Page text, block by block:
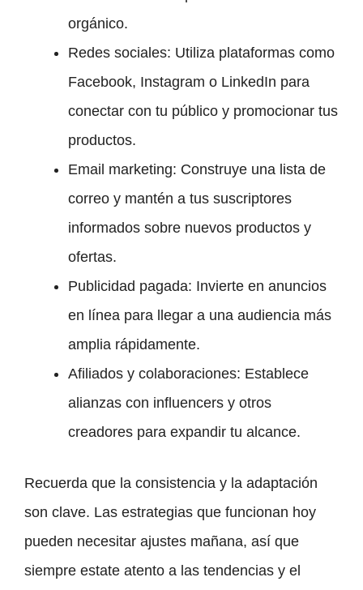
orgánico.
Redes sociales: Utiliza plataformas como
Facebook, Instagram o LinkedIn para
conectar con tu público y promocionar tus
productos.
Email marketing: Construye una lista de
correo y mantén a tus suscriptores
informados sobre nuevos productos y
ofertas.
Publicidad pagada: Invierte en anuncios
en línea para llegar a una audiencia más
amplia rápidamente.
Afiliados y colaboraciones: Establece
alianzas con influencers y otros
creadores para expandir tu alcance.
Recuerda que la consistencia y la adaptación
son clave. Las estrategias que funcionan hoy
pueden necesitar ajustes mañana, así que
siempre estate atento a las tendencias y el